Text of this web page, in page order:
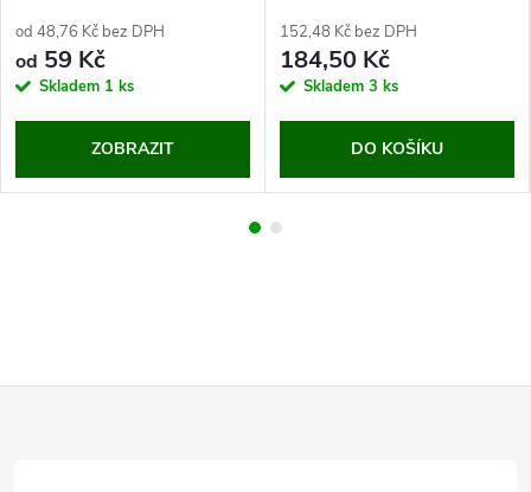
od 48,76 Kč bez DPH
od 59 Kč
Skladem 1 ks
ZOBRAZIT
152,48 Kč bez DPH
184,50 Kč
Skladem 3 ks
DO KOŠÍKU